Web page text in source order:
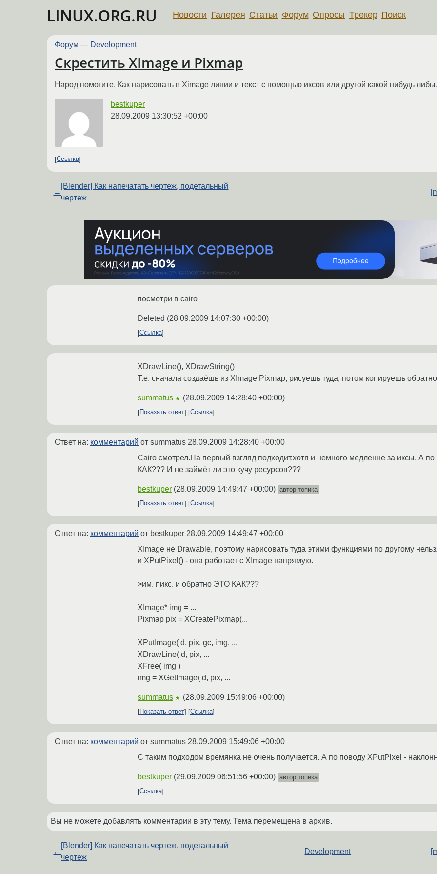
LINUX.ORG.RU Новости Галерея Статьи Форум Опросы Трекер Поиск
Форум — Development
Скрестить XImage и Pixmap
Народ помогите. Как нарисовать в Ximage линии и текст с помощью иксов или другой какой нибудь либы.
bestkuper
28.09.2009 13:30:52 +00:00
Ссылка
←
[Blender] Как напечатать чертеж, подетальный
чертеж
посмотри в cairo
Deleted (28.09.2009 14:07:30 +00:00)
Ссылка
XDrawLine(), XDrawString()
Т.е. сначала создаёшь из XImage Pixmap, рисуешь туда, потом копируешь
summatus ★ (28.09.2009 14:28:40 +00:00)
Показать ответ Ссылка
Ответ на: комментарий от summatus 28.09.2009 14:28:40 +00:00
Cairo смотрел.На первый взгляд подходит,хотя и немного медленне за иксы. А
КАК??? И не займёт ли это кучу ресурсов???
bestkuper (28.09.2009 14:49:47 +00:00) автор топика
Показать ответ
Ссылка
Ответ на: комментарий от bestkuper 28.09.2009 14:49:47 +00:00
XImage не Drawable, поэтому нарисовать туда этими функциями по другому
и XPutPixel() - она работает с XImage напрямую.
>им. пикс. и обратно ЭТО КАК???
XImage* img = ...
Pixmap pix = XCreatePixmap(...
XPutImage( d, pix, gc, img, ...
XDrawLine( d, pix, ...
XFree( img )
img = XGetImage( d, pix, ...
summatus ★ (28.09.2009 15:49:06 +00:00)
Показать ответ Ссылка
Ответ на: комментарий от summatus 28.09.2009 15:49:06 +00:00
С таким подходом времянка не очень получается. А по поводу XPutPixel -
bestkuper (29.09.2009 06:51:56 +00:00) автор топика
Ссылка
Вы не можете добавлять комментарии в эту тему. Тема перемещена в архив.
←
[Blender] Как напечатать чертеж, подетальный
чертеж
Development